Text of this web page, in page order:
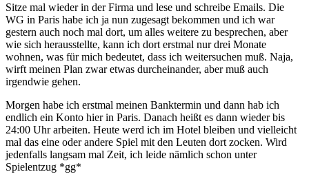
Sitze mal wieder in der Firma und lese und schreibe Emails. Die
WG in Paris habe ich ja nun zugesagt bekommen und ich war
gestern auch noch mal dort, um alles weitere zu besprechen, aber
wie sich herausstellte, kann ich dort erstmal nur drei Monate
wohnen, was für mich bedeutet, dass ich weitersuchen muß. Naja,
wirft meinen Plan zwar etwas durcheinander, aber muß auch
irgendwie gehen.
Morgen habe ich erstmal meinen Banktermin und dann hab ich
endlich ein Konto hier in Paris. Danach heißt es dann wieder bis
24:00 Uhr arbeiten. Heute werd ich im Hotel bleiben und vielleicht
mal das eine oder andere Spiel mit den Leuten dort zocken. Wird
jedenfalls langsam mal Zeit, ich leide nämlich schon unter
Spielentzug *gg*